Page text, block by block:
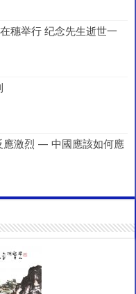
穗举行 纪念先生逝世一
應激烈 — 中國應該如何應